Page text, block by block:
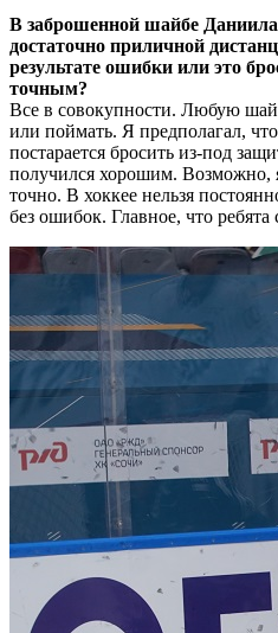
В заброшенной шайбе
достаточно приличной
результате ошибки или это
точным?
Все в совокупности. Любую
или поймать. Я предполагал,
постарается бросить из-под
получился хорошим. Возможно,
точно. В хоккее нельзя
без ошибок. Главное, что